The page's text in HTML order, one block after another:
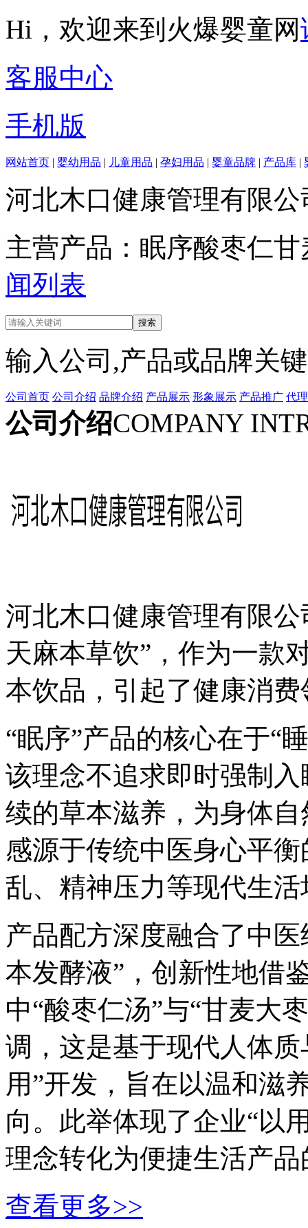
Hi，欢迎来到火爆婴童网
客服中心
手机版
网站首页 | 婴幼用品 | 儿童用品 | 孕妇用品 | 婴童品牌 | 产品库 |
河北木口健康管理有限公
主营产品：眠序酸枣仁
闻列表
输入公司,产品或品牌关
公司首页 公司介绍 品牌介绍 产品展示 形象展示 产品推广 代
公司介绍COMPANY
河北木口健康管理有限
天麻本草饮”，作为一款
本饮品，引起了健康消
“眠序”产品的核心在于“
该理念不追求即时强制
续的草本滋养，为身体
感源于传统中医身心平
乱、精神压力等现代生
产品配方深度融合了中
本发酵液”，创新性地借
中“酸枣仁汤”与“甘麦大
调，这是基于现代人体
用”开发，旨在以温和滋
向。此举体现了企业“以
理念转化为便捷生活产
查看更多>>